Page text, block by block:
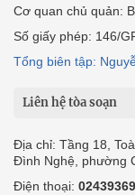
Cơ quan chủ quản:
Số giấy phép: 146/
Tổng biên tập:
Liên hệ tòa soạn
Địa chỉ: Tầng 18,
Đình Nghệ, phường
Điện thoại: